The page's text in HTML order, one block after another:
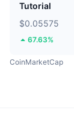
Tutorial
$0.05575
67.63%
CoinMarketCap